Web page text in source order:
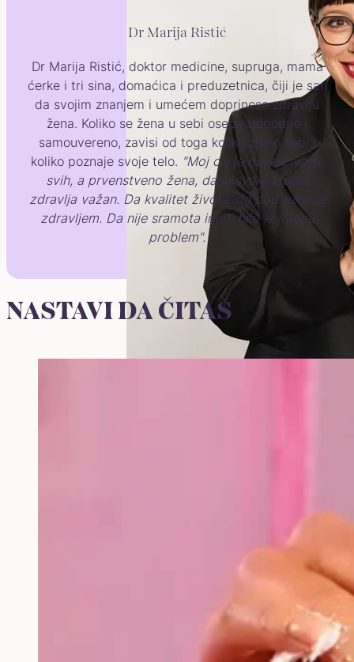
Dr Marija Ristić
Dr Marija Ristić, doktor medicine, supruga, mama
ćerke i tri sina, domaćica i preduzetnica, čiji je san
da svojim znanjem i umećem doprinese zdravlju
žena. Koliko se žena u sebi oseća slobodno i
samouvereno, zavisi od toga koliko zna o sebi i
koliko poznaje svoje telo. "Moj cilj je osvešćivanje
svih, a prvenstveno žena, da je svaki aspekt
zdravlja važan. Da kvalitet života ide pod ruku sa
zdravljem. Da nije sramota imati bilo koji tabu
problem".
NASTAVI DA ČITAŠ